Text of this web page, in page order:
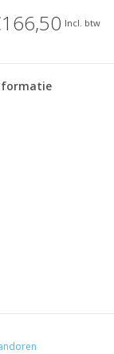
Incl. btw